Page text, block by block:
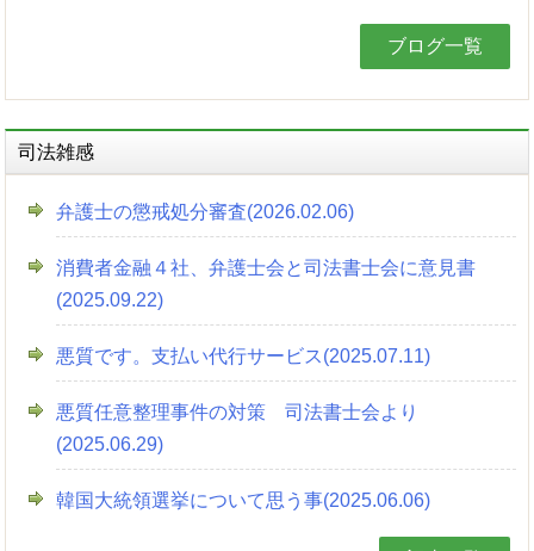
ブログ一覧
司法雑感
弁護士の懲戒処分審査(2026.02.06)
消費者金融４社、弁護士会と司法書士会に意見書
(2025.09.22)
悪質です。支払い代行サービス(2025.07.11)
悪質任意整理事件の対策 司法書士会より
(2025.06.29)
韓国大統領選挙について思う事(2025.06.06)